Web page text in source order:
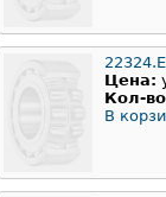
Цена:
Кол-
В